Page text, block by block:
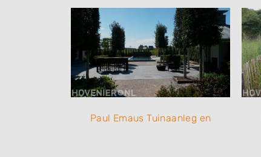
Paul Emaus Tuinaanleg en